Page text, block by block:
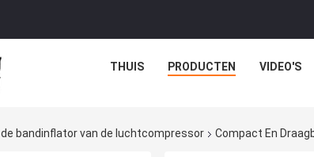
THUIS PRODUCTEN VIDEO'S
de bandinflator van de luchtcompressor Compact En